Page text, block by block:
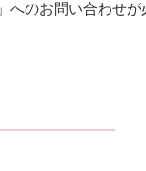
へのお問い合わせ